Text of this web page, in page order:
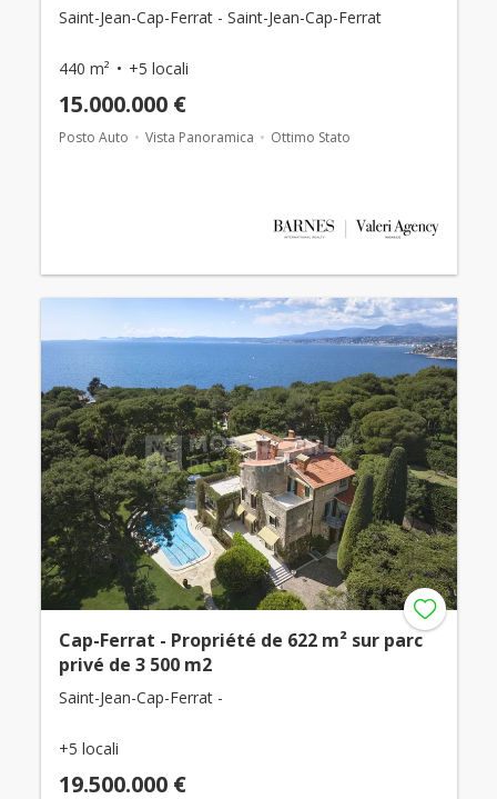
Saint-Jean-Cap-Ferrat - Saint-Jean-Cap-Ferrat
440 m² +5 locali
15.000.000 €
Posto Auto Vista Panoramica Ottimo Stato
Cap-Ferrat - Propriété de 622 m² sur parc
privé de 3 500 m2
Saint-Jean-Cap-Ferrat -
+5 locali
19.500.000 €